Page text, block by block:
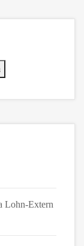
Lohn-Extern